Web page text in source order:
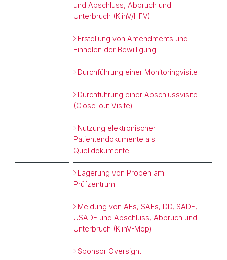
und Abschluss, Abbruch und
Unterbruch (KlinV/HFV)
Erstellung von Amendments und
Einholen der Bewilligung
Durchführung einer Monitoringvisite
Durchführung einer Abschlussvisite
(Close-out Visite)
Nutzung elektronischer
Patientendokumente als
Quelldokumente
Lagerung von Proben am
Prüfzentrum
Meldung von AEs, SAEs, DD, SADE,
USADE und Abschluss, Abbruch und
Unterbruch (KlinV-Mep)
Sponsor Oversight